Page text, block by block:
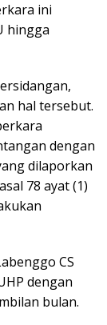
ini
hingga
hal tersebut.
dengan
dilaporkan
78 ayat (1)
CS
dengan
bulan.